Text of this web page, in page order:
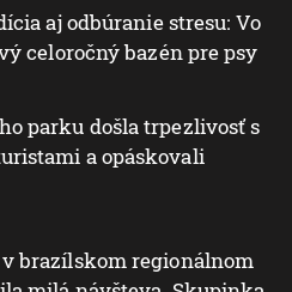
aj odbúranie stresu: Vo
celoročný bazén pre psy
parku došla trpezlivosť s
a opáskovali
v brazílskom regionálnom